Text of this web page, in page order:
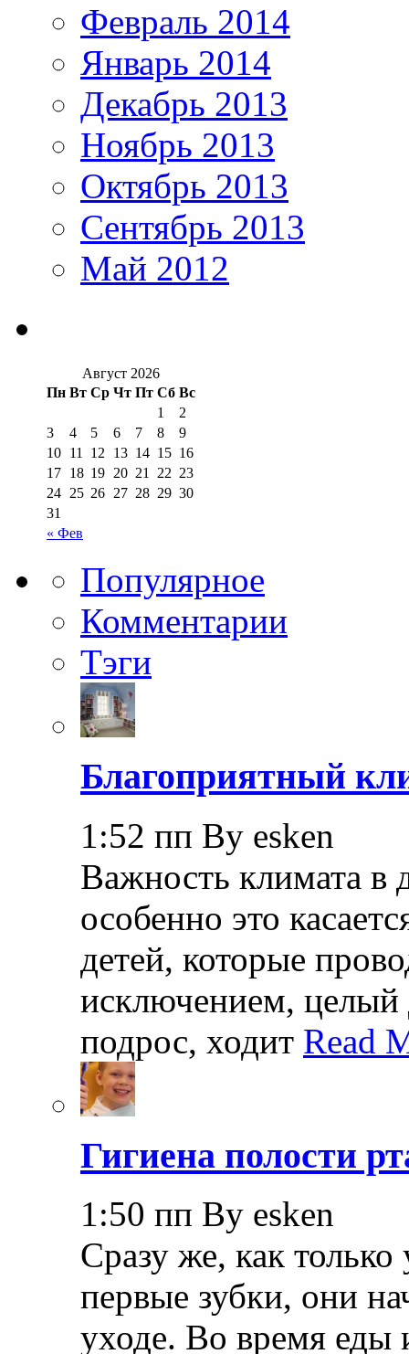
Февраль 2014
Январь 2014
Декабрь 2013
Ноябрь 2013
Октябрь 2013
Сентябрь 2013
Май 2012
Август 2026
Пн Вт Ср Чт Пт Сб Вс
« Фев
1
2
3
4 5 6 7 8
9
10 11 12 13 14 15 16
17 18 19 20 21 22 23
24 25 26 27 28 29 30
31
Популярное
Комментарии
Тэги
Благоприятный
1:52 пп By esken
Важность климата в
особенно это
детей, которые
исключением, целый
подрос, ходит Read
Гигиена полости
1:50 пп By esken
Сразу же, как
первые зубки, они
уходе. Во время еды